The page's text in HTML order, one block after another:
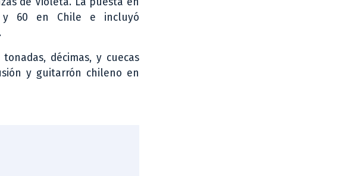
y 60 en Chile e incluyó
décimas, y cuecas
y guitarrón chileno en